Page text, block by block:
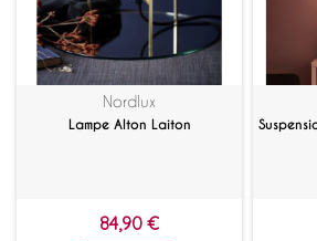
Nordlux
Lampe Alton Laiton
84,90 €